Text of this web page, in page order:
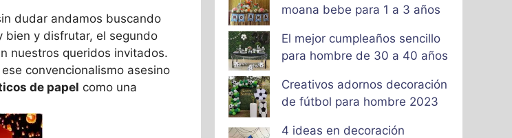
dudar andamos buscando
bien y disfrutar, el segundo
nuestros queridos invitados.
convencionalismo asesino
de papel como una
moana bebe para 1 a 3 años
El mejor cumpleaños sencillo
para hombre de 30 a 40 años
Creativos adornos decoración
de fútbol para hombre 2023
4 ideas en decoración